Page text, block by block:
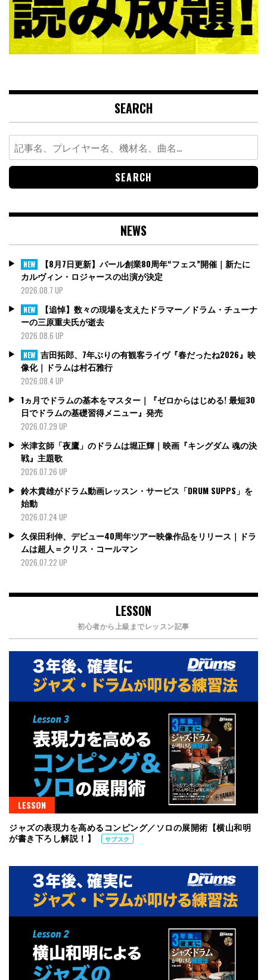
SEARCH
Search
for:
NEWS
NEW
【8月7日更新】パール創業80周年“フェス”開催｜新たに
カルヴィン・ロジャースの出演が決定
2026.08.7 UP
NEW
【追悼】数々の現場を支えたドラマー／ドラム・チューナ
ーの三原重夫氏が逝去
2026.08.6 UP
NEW 吉田拓郎、7年ぶりの有観客ライヴ『春だったね2026』映
像化｜ドラムは村石雅行
2026.08.4 UP
1ヵ月でドラムの基本をマスター｜『ゼロからはじめる! 最短30
日でドラムの基礎習得メニュー』発売
2026.07.29 UP
米津玄師「夜鷹」のドラムは堀正輝｜映画『キングダム 魂の決
戦』主題歌
2026.07.26 UP
鈴木貴雄がドラム動画レッスン・サービス「DRUM SUPPS」を
始動
2026.07.24 UP
久保田利伸、デビュー40周年ツアー映像作品をリリース｜ドラ
ムは超人＝クリス・コールマン
2026.07.22 UP
LESSON
初心者から上級までレッスン記事
LESSON
ジャズの表現力を高めるコンピング／ソロの展開術【横山和明
が書き下ろし解説！】
サブスク